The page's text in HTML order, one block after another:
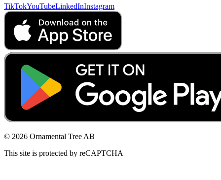
TikTokYouTubeLinkedInInstagram
© 2026 Ornamental Tree AB
This site is protected by reCAPTCHA